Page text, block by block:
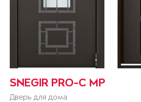
SNEGIR PRO-C MP
Дверь для дома